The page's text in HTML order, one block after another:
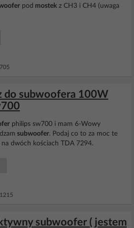
pod mostek z CH3 i CH4 (uwaga
do subwoofera 100W
philips sw700 i mam 6-Wowy
subwoofer. Podaj co to za moc te
na dwóch kościach TDA 7294.
subwoofer ( jestem